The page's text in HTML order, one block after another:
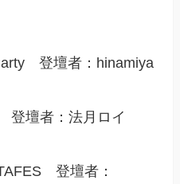
登壇者：hinamiya
壇者：法月ロイ
登壇者：